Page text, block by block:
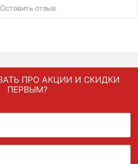
Оставить отзыв
одного отзыва. Вы можете стать
ПРО АКЦИИ И СКИДКИ
ПЕРВЫМ?